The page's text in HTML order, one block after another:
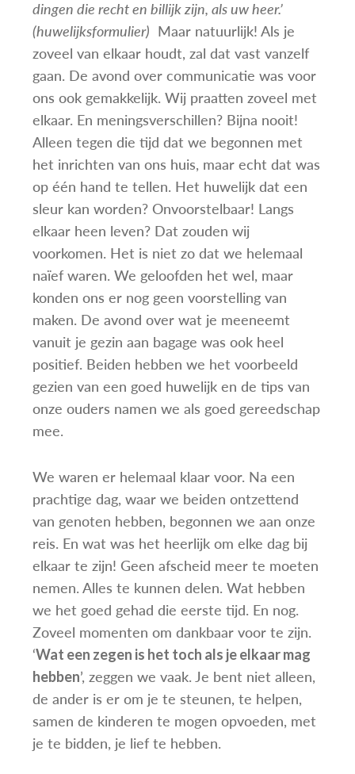
dingen die recht en billijk zijn, als uw heer.’
(huwelijksformulier) Maar natuurlijk! Als je
zoveel van elkaar houdt, zal dat vast vanzelf
gaan. De avond over communicatie was voor
ons ook gemakkelijk. Wij praatten zoveel met
elkaar. En meningsverschillen? Bijna nooit!
Alleen tegen die tijd dat we begonnen met
het inrichten van ons huis, maar echt dat was
op één hand te tellen. Het huwelijk dat een
sleur kan worden? Onvoorstelbaar! Langs
elkaar heen leven? Dat zouden wij
voorkomen. Het is niet zo dat we helemaal
naïef waren. We geloofden het wel, maar
konden ons er nog geen voorstelling van
maken. De avond over wat je meeneemt
vanuit je gezin aan bagage was ook heel
positief. Beiden hebben we het voorbeeld
gezien van een goed huwelijk en de tips van
onze ouders namen we als goed gereedschap
mee.
We waren er helemaal klaar voor. Na een
prachtige dag, waar we beiden ontzettend
van genoten hebben, begonnen we aan onze
reis. En wat was het heerlijk om elke dag bij
elkaar te zijn! Geen afscheid meer te moeten
nemen. Alles te kunnen delen. Wat hebben
we het goed gehad die eerste tijd. En nog.
Zoveel momenten om dankbaar voor te zijn.
‘Wat een zegen is het toch als je elkaar mag
hebben’, zeggen we vaak. Je bent niet alleen,
de ander is er om je te steunen, te helpen,
samen de kinderen te mogen opvoeden, met
je te bidden, je lief te hebben.